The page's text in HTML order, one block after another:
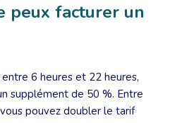
peux facturer un
entre 6 heures et 22 heures,
supplément de 50 %. Entre
pouvez doubler le tarif